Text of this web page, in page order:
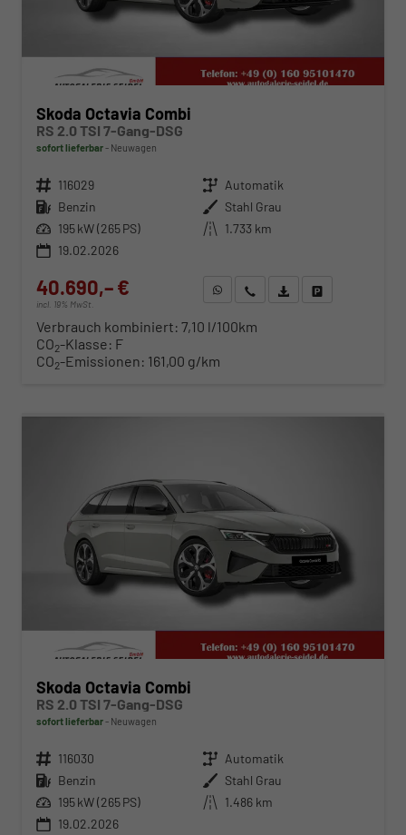
Skoda Octavia Combi
RS 2.0 TSI 7-Gang-DSG
sofort lieferbar Neuwagen
Fahrzeugnr. 116029 Getriebe Automatik
Kraftstoff Benzin Außenfarbe Stahl Grau
Leistung 195 kW (265 PS) Kilometerstand 1.733 km
19.02.2026
40.690,– €
incl. 19% MwSt.
WhatsApp anfragen
Wir rufen Sie anFahrzeugexposé (PDF)
Verbrauch kombiniert: 7,10 l/100km
CO2-Klasse: F
CO2-Emissionen: 161,00 g/km
Skoda Octavia Combi
RS 2.0 TSI 7-Gang-DSG
sofort lieferbar Neuwagen
Fahrzeugnr. 116030 Getriebe Automatik
Kraftstoff Benzin Außenfarbe Stahl Grau
Leistung 195 kW (265 PS) Kilometerstand 1.486 km
19.02.2026